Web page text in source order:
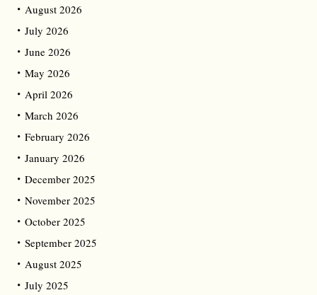
August 2026
July 2026
June 2026
May 2026
April 2026
March 2026
February 2026
January 2026
December 2025
November 2025
October 2025
September 2025
August 2025
July 2025